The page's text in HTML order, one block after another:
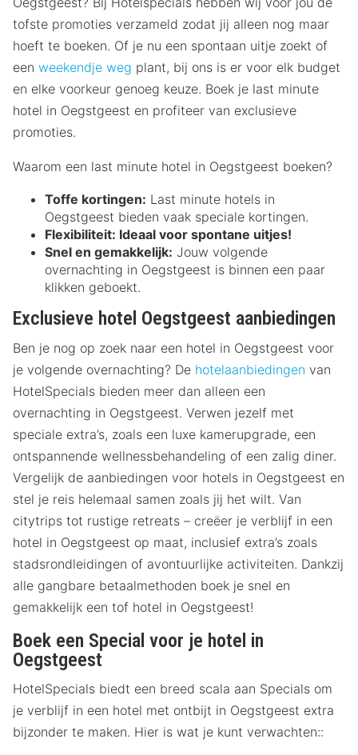
tofste promoties verzameld zodat jij alleen nog maar
hoeft te boeken. Of je nu een spontaan uitje zoekt of
een weekendje weg plant, bij ons is er voor elk budget
en elke voorkeur genoeg keuze. Boek je last minute
hotel in Oegstgeest en profiteer van exclusieve
promoties.
Waarom een last minute hotel in Oegstgeest boeken?
Toffe kortingen: Last minute hotels in
Oegstgeest bieden vaak speciale kortingen.
Flexibiliteit: Ideaal voor spontane uitjes!
Snel en gemakkelijk: Jouw volgende
overnachting in Oegstgeest is binnen een paar
klikken geboekt.
Exclusieve hotel Oegstgeest aanbiedingen
Ben je nog op zoek naar een hotel in Oegstgeest voor
je volgende overnachting? De hotelaanbiedingen van
HotelSpecials bieden meer dan alleen een
overnachting in Oegstgeest. Verwen jezelf met
speciale extra’s, zoals een luxe kamerupgrade, een
ontspannende wellnessbehandeling of een zalig diner.
Vergelijk de aanbiedingen voor hotels in Oegstgeest en
stel je reis helemaal samen zoals jij het wilt. Van
citytrips tot rustige retreats – creëer je verblijf in een
hotel in Oegstgeest op maat, inclusief extra’s zoals
stadsrondleidingen of avontuurlijke activiteiten. Dankzij
alle gangbare betaalmethoden boek je snel en
gemakkelijk een tof hotel in Oegstgeest!
Boek een Special voor je hotel in
Oegstgeest
HotelSpecials biedt een breed scala aan Specials om
je verblijf in een hotel met ontbijt in Oegstgeest extra
bijzonder te maken. Hier is wat je kunt verwachten::